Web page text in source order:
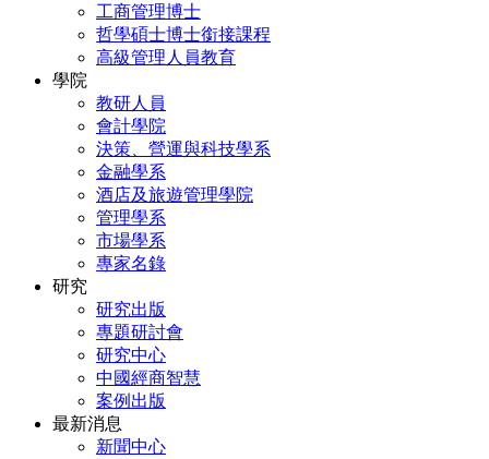
工商管理博士
哲學碩士博士銜接課程
高級管理人員教育
學院
教研人員
會計學院
決策、營運與科技學系
金融學系
酒店及旅遊管理學院
管理學系
市場學系
專家名錄
研究
研究出版
專題研討會
研究中心
中國經商智慧
案例出版
最新消息
新聞中心